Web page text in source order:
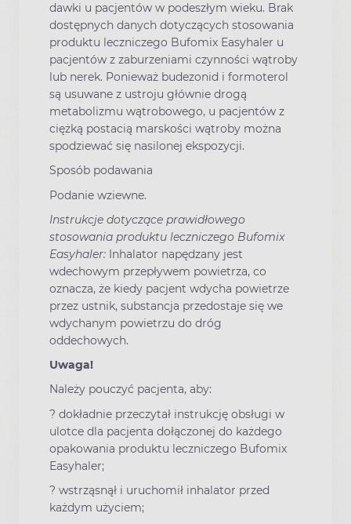
dawki u pacjentów w podeszłym wieku. Brak
dostępnych danych dotyczących stosowania
produktu leczniczego Bufomix Easyhaler u
pacjentów z zaburzeniami czynności wątroby
lub nerek. Ponieważ budezonid i formoterol
są usuwane z ustroju głównie drogą
metabolizmu wątrobowego, u pacjentów z
ciężką postacią marskości wątroby można
spodziewać się nasilonej ekspozycji.
Sposób podawania
Podanie wziewne.
Instrukcje dotyczące prawidłowego
stosowania produktu leczniczego Bufomix
Easyhaler: Inhalator napędzany jest
wdechowym przepływem powietrza, co
oznacza, że kiedy pacjent wdycha powietrze
przez ustnik, substancja przedostaje się we
wdychanym powietrzu do dróg
oddechowych.
Uwaga!
Należy pouczyć pacjenta, aby:
? dokładnie przeczytał instrukcję obsługi w
ulotce dla pacjenta dołączonej do każdego
opakowania produktu leczniczego Bufomix
Easyhaler;
? wstrząsnął i uruchomił inhalator przed
każdym użyciem;